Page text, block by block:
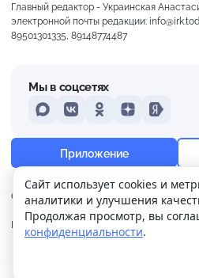
+20°
14 м/с 758
Главный редактор - Украинская
электронной почты редакции:
89501301335, 89148774487
О нас Контакты
Реклама
Политика
Мы в соцсетях
MAXVKontakteOdnoklassniki
DzenYandex
Приложение
.
Сайт использует cookies и
аналитики и улучшения
Продолжая просмотр, вы
конфиденциальности.